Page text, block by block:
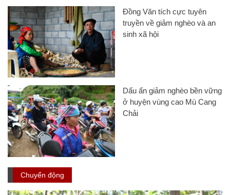
Đồng Văn tích cực tuyên
truyền về giảm nghèo và an
sinh xã hội
Dấu ấn giảm nghèo bền vững
ở huyện vùng cao Mù Cang
Chải
Chuyển động